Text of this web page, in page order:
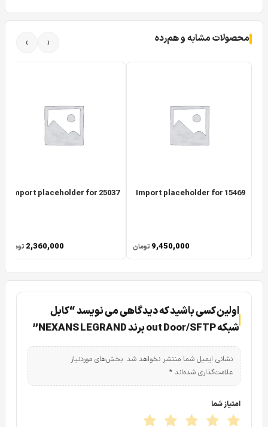
محصولات مشابه و هم‌رده ‹
›
Import placeholder for 15469
9,450,000 تومان
Import placeholder for 25037
2,360,000 تومان
اولین کسی باشید که دیدگاهی می نویسد “کابل
شبکه out Door/SFTP برند NEXANS LEGRAND”
نشانی ایمیل شما منتشر نخواهد شد. بخش‌های موردنیاز
علامت‌گذاری شده‌اند *
امتیاز شما